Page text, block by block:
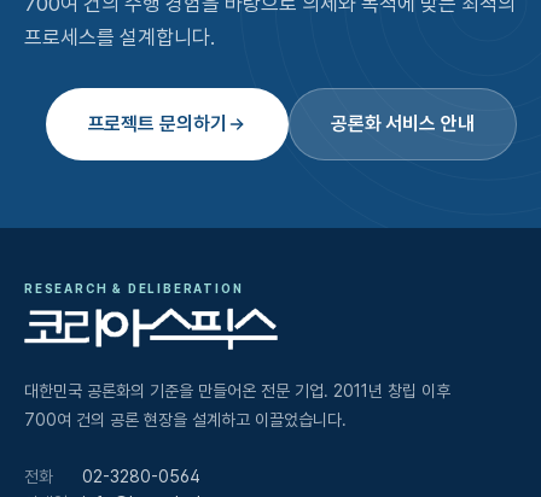
프로세스를 설계합니다.
프로젝트 문의하기 공론화 서비스 안내
RESEARCH & DELIBERATION
대한민국 공론화의 기준을 만들어온 전문 기업. 2011년 창립 이후
700여 건의 공론 현장을 설계하고 이끌었습니다.
전화
02-3280-0564